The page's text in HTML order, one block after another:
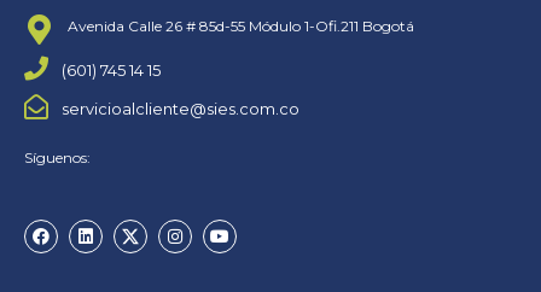
Avenida Calle 26 # 85d-55 Módulo 1-Ofi.211 Bogotá
(601) 745 14 15
servicioalcliente@sies.com.co
Síguenos: